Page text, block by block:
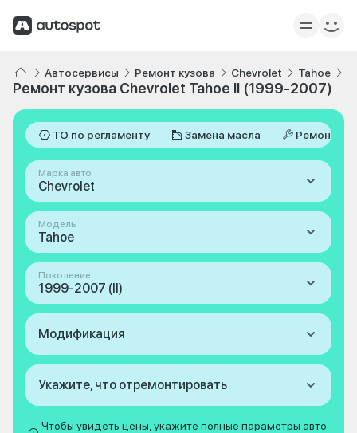
Автосервисы Ремонт кузова Chevrolet Tahoe
Ремонт кузова Chevrolet Tahoe II (1999-2007)
ТО по регламенту Замена масла Ремонт
Марка авто
Chevrolet
Модель
Tahoe
Поколение
1999-2007 (II)
Модификация
Укажите, что отремонтировать
Чтобы увидеть цены, укажите полные параметры авто